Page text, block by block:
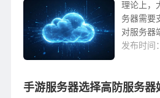
它可能会
严重损害
此，...
理论上，
务器需要
对服务器
务器必须
需要仔细
发布时间
手游服务器选择高防服务器